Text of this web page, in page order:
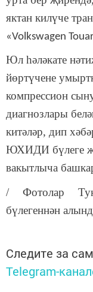
яктан килүче
«Volkswagen
Юл һәләкате
йөртүчене
компрессион
диагнозлары
китәләр, дип
ЮХИДИ бүлеге
вакытлыча
/ Фотолар
бүлегеннән
Следите за
Telegram-